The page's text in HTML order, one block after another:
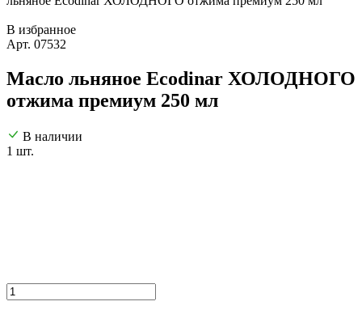
В избранное
Арт. 07532
Масло льняное Ecodinar ХОЛОДНОГО
отжима премиум 250 мл
В наличии
1 шт.